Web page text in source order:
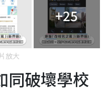
+25
放大
同破壞學校